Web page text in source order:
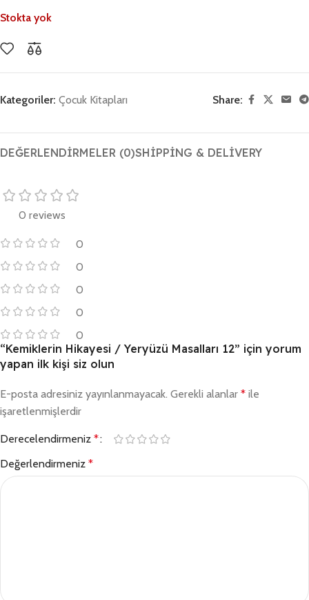
Stokta yok
Kategoriler: Çocuk Kitapları Share:
DEĞERLENDIRMELER (0)SHIPPING & DELIVERY
0 reviews
0
0
0
0
0
“Kemiklerin Hikayesi / Yeryüzü Masalları 12” için yorum
yapan ilk kişi siz olun
E-posta adresiniz yayınlanmayacak. Gerekli alanlar * ile
işaretlenmişlerdir
Derecelendirmeniz *
Değerlendirmeniz *